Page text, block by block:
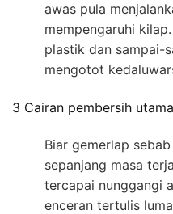
awas pula
mempengaruhi
plastik dan sampai-
mengotot
3 Cairan pembersih utama
Biar gemerlap
sepanjang masa
tercapai nunggangi
enceran tertulis